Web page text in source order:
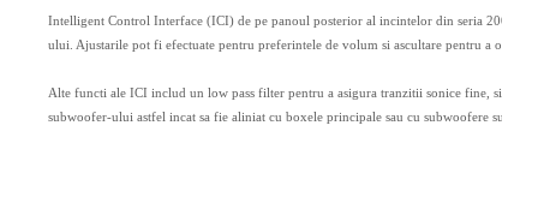
Intelligent Control Interface (ICI) de pe panoul posterior al incintelor din seria 2000
ului. Ajustarile pot fi efectuate pentru preferintele de volum si ascultare pentru a obtine
Alte functi ale ICI includ un low pass filter pentru a asigura tranzitii sonice fine, si o
subwoofer-ului astfel incat sa fie aliniat cu boxele principale sau cu subwoofere